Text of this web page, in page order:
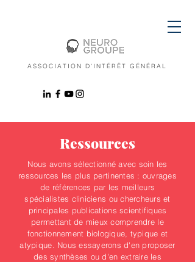
ASSOCIATION D'INTÉRÊT GÉNÉRAL
Ressources
Nous avons sélectionné avec soin les
ressources les plus pertinentes : ouvrages
de références par les meilleurs
spécialistes cliniciens ou chercheurs et
principales publications scientifiques
permettant de mieux comprendre le
fonctionnement biologique, typique et
atypique. Nous essayerons d'en proposer
des synthèses ou d'en extraire les